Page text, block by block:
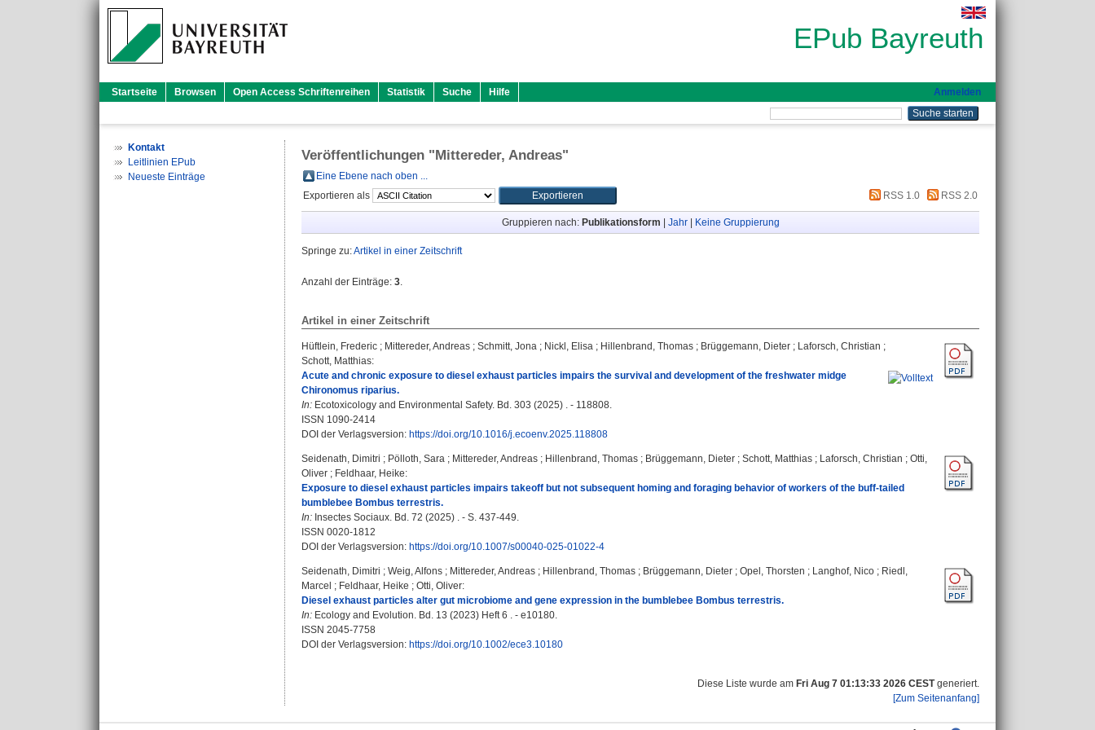
EPub Bayreuth
Startseite Browsen Open Access Schriftenreihen Statistik Suche Hilfe Anmelden
Kontakt
Leitlinien EPub
Neueste Einträge
Veröffentlichungen "Mittereder, Andreas"
Eine Ebene nach oben ...
Exportieren als
RSS 1.0 RSS 2.0
Gruppieren nach: Publikationsform Jahr| Keine Gruppierung
Springe zu:Artikel in einer Zeitschrift
Anzahl der Einträge: 3.
Artikel in einer Zeitschrift
Hüftlein, Frederic ; Mittereder, Andreas ; Schmitt, Jona ; Nickl, Elisa ; Hillenbrand, Thomas ; Brüggemann, Dieter ; Laforsch, Christian ;
Schott, Matthias:
Acute and chronic exposure to diesel exhaust particles impairs the survival and development of the freshwater midge
Chironomus riparius.
In: Ecotoxicology and Environmental Safety. Bd. 303 (2025) . - 118808.
ISSN 1090-2414
DOI der Verlagsversion: https://doi.org/10.1016/j.ecoenv.2025.118808
Seidenath, Dimitri ; Pölloth, Sara ; Mittereder, Andreas ; Hillenbrand, Thomas ; Brüggemann, Dieter ; Schott, Matthias ; Laforsch, Christian ; Otti,
Oliver ; Feldhaar, Heike:
Exposure to diesel exhaust particles impairs takeoff but not subsequent homing and foraging behavior of workers of the buff‑tailed
bumblebee Bombus terrestris.
In: Insectes Sociaux. Bd. 72 (2025) . - S. 437-449.
ISSN 0020-1812
DOI der Verlagsversion: https://doi.org/10.1007/s00040-025-01022-4
Seidenath, Dimitri ; Weig, Alfons ; Mittereder, Andreas ; Hillenbrand, Thomas ; Brüggemann, Dieter ; Opel, Thorsten ; Langhof, Nico ; Riedl,
Marcel ; Feldhaar, Heike ; Otti, Oliver:
Diesel exhaust particles alter gut microbiome and gene expression in the bumblebee Bombus terrestris.
In: Ecology and Evolution. Bd. 13 (2023) Heft 6 . - e10180.
ISSN 2045-7758
DOI der Verlagsversion: https://doi.org/10.1002/ece3.10180
Diese Liste wurde am Fri Aug 7 01:13:33 2026 CESTgeneriert.
[Zum Seitenanfang]